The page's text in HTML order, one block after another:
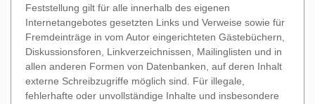
Feststellung gilt für alle innerhalb des eigenen
Internetangebotes gesetzten Links und Verweise sowie für
Fremdeinträge in vom Autor eingerichteten Gästebüchern,
Diskussionsforen, Linkverzeichnissen, Mailinglisten und in
allen anderen Formen von Datenbanken, auf deren Inhalt
externe Schreibzugriffe möglich sind. Für illegale,
fehlerhafte oder unvollständige Inhalte und insbesondere